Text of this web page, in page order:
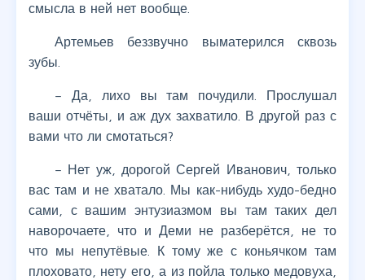
смысла в ней нет вообще.
Артемьев беззвучно выматерился сквозь
зубы.
– Да, лихо вы там почудили. Прослушал
ваши отчёты, и аж дух захватило. В другой раз с
вами что ли смотаться?
– Нет уж, дорогой Сергей Иванович, только
вас там и не хватало. Мы как-нибудь худо-бедно
сами, с вашим энтузиазмом вы там таких дел
наворочаете, что и Деми не разберётся, не то
что мы непутёвые. К тому же с коньячком там
плоховато, нету его, а из пойла только медовуха,